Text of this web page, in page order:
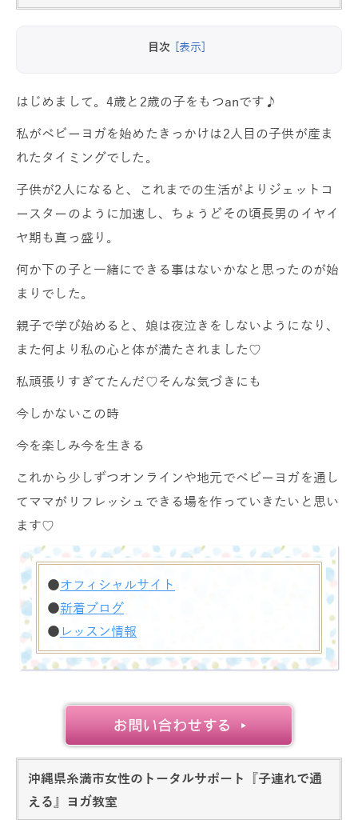
目次 [表示]
はじめまして。4歳と2歳の子をもつanです♪
私がベビーヨガを始めたきっかけは2人目の子供が産ま
れたタイミングでした。
子供が2人になると、これまでの生活がよりジェットコ
ースターのように加速し、ちょうどその頃長男のイヤイ
ヤ期も真っ盛り。
何か下の子と一緒にできる事はないかなと思ったのが始
まりでした。
親子で学び始めると、娘は夜泣きをしないようになり、
また何より私の心と体が満たされました♡
私頑張りすぎてたんだ♡そんな気づきにも
今しかないこの時
今を楽しみ今を生きる
これから少しずつオンラインや地元でベビーヨガを通し
てママがリフレッシュできる場を作っていきたいと思い
ます♡
●オフィシャルサイト
●新着ブログ
●レッスン情報
沖縄県糸満市女性のトータルサポート『子連れで通
える』ヨガ教室